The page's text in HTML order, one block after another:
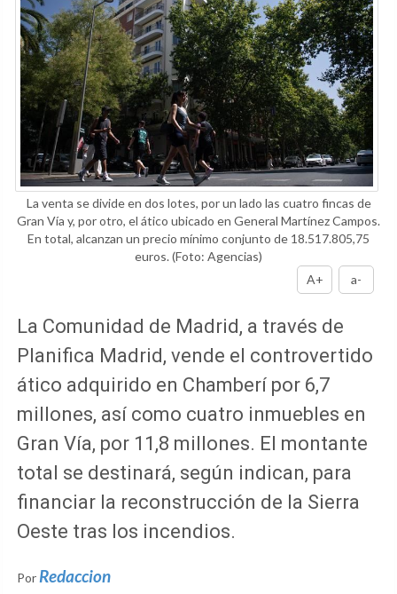
La venta se divide en dos lotes, por un lado las cuatro fincas de
Gran Vía y, por otro, el ático ubicado en General Martínez Campos.
En total, alcanzan un precio mínimo conjunto de 18.517.805,75
euros.(Foto: Agencias)
A+
a-
La Comunidad de Madrid, a través de
Planifica Madrid, vende el controvertido
ático adquirido en Chamberí por 6,7
millones, así como cuatro inmuebles en
Gran Vía, por 11,8 millones. El montante
total se destinará, según indican, para
financiar la reconstrucción de la Sierra
Oeste tras los incendios.
Por Redaccion